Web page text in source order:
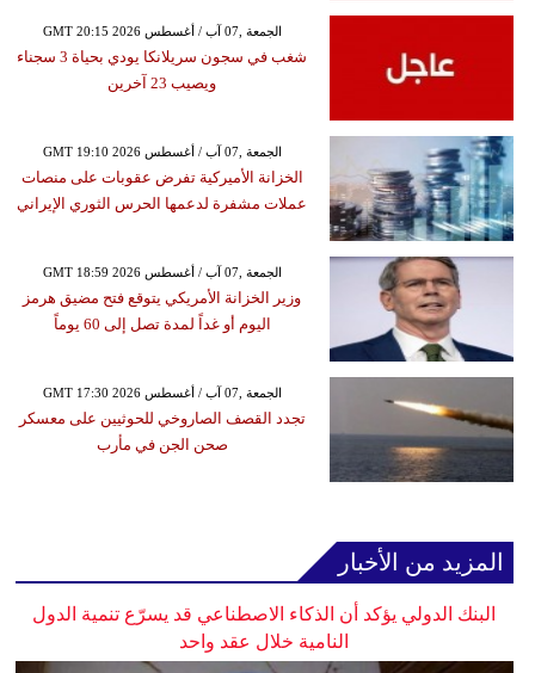
GMT 20:15 2026 الجمعة ,07 آب / أغسطس
شغب في سجون سريلانكا يودي بحياة 3 سجناء
ويصيب 23 آخرين
GMT 19:10 2026 الجمعة ,07 آب / أغسطس
الخزانة الأميركية تفرض عقوبات على منصات
عملات مشفرة لدعمها الحرس الثوري الإيراني
GMT 18:59 2026 الجمعة ,07 آب / أغسطس
وزير الخزانة الأمريكي يتوقع فتح مضيق هرمز
اليوم أو غداً لمدة تصل إلى 60 يوماً
GMT 17:30 2026 الجمعة ,07 آب / أغسطس
تجدد القصف الصاروخي للحوثيين على معسكر
صحن الجن في مأرب
المزيد من الأخبار
البنك الدولي يؤكد أن الذكاء الاصطناعي قد يسرّع تنمية الدول
النامية خلال عقد واحد